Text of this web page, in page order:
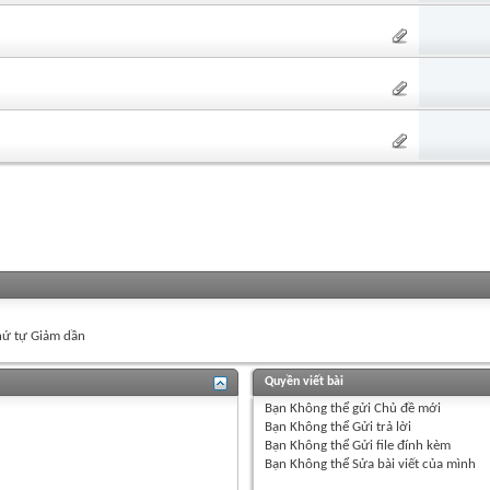
tự Giảm dần
Quyền viết bài
Bạn Không thểgửi Chủ đề mới
Bạn Không thểGửi trả lời
Bạn Không thểGửi file đính kèm
Bạn Không thểSửa bài viết của mình